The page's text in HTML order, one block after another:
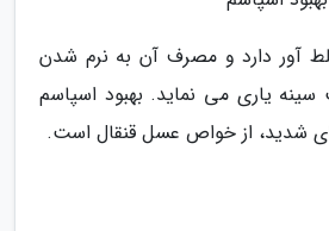
آور دارد و مصرف آن به نرم شدن
یاری می نماید. بهبود اسپاسم
شدید، از خواص عسل قنقال است.